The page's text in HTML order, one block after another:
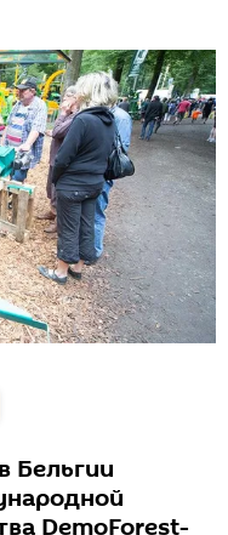
Бельгии
DemoForest-